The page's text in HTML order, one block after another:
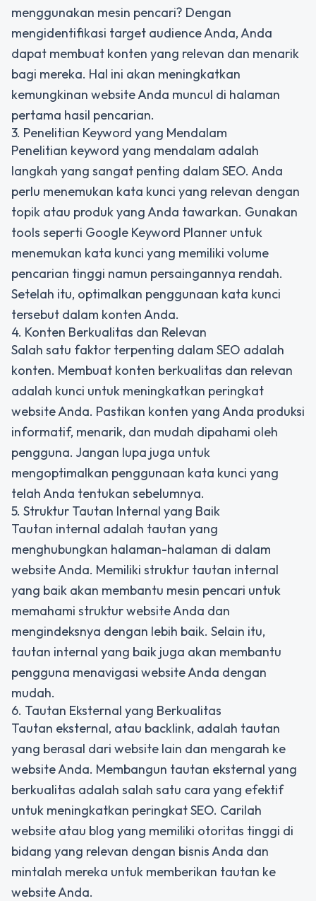
menggunakan mesin pencari? Dengan
mengidentifikasi target audience Anda, Anda
dapat membuat konten yang relevan dan menarik
bagi mereka. Hal ini akan meningkatkan
kemungkinan website Anda muncul di halaman
pertama hasil pencarian.
3. Penelitian Keyword yang Mendalam
Penelitian keyword yang mendalam adalah
langkah yang sangat penting dalam SEO. Anda
perlu menemukan kata kunci yang relevan dengan
topik atau produk yang Anda tawarkan. Gunakan
tools seperti Google Keyword Planner untuk
menemukan kata kunci yang memiliki volume
pencarian tinggi namun persaingannya rendah.
Setelah itu, optimalkan penggunaan kata kunci
tersebut dalam konten Anda.
4. Konten Berkualitas dan Relevan
Salah satu faktor terpenting dalam SEO adalah
konten. Membuat konten berkualitas dan relevan
adalah kunci untuk meningkatkan peringkat
website Anda. Pastikan konten yang Anda produksi
informatif, menarik, dan mudah dipahami oleh
pengguna. Jangan lupa juga untuk
mengoptimalkan penggunaan kata kunci yang
telah Anda tentukan sebelumnya.
5. Struktur Tautan Internal yang Baik
Tautan internal adalah tautan yang
menghubungkan halaman-halaman di dalam
website Anda. Memiliki struktur tautan internal
yang baik akan membantu mesin pencari untuk
memahami struktur website Anda dan
mengindeksnya dengan lebih baik. Selain itu,
tautan internal yang baik juga akan membantu
pengguna menavigasi website Anda dengan
mudah.
6. Tautan Eksternal yang Berkualitas
Tautan eksternal, atau backlink, adalah tautan
yang berasal dari website lain dan mengarah ke
website Anda. Membangun tautan eksternal yang
berkualitas adalah salah satu cara yang efektif
untuk meningkatkan peringkat SEO. Carilah
website atau blog yang memiliki otoritas tinggi di
bidang yang relevan dengan bisnis Anda dan
mintalah mereka untuk memberikan tautan ke
website Anda.